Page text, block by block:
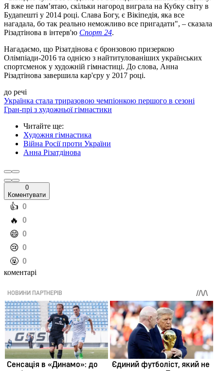
Я вже не пам’ятаю, скільки нагород виграла на Кубку світу в
Будапешті у 2014 році. Слава Богу, є Вікіпедія, яка все
нагадала, бо так реально неможливо все пригадати", – сказала
Різадтінова в інтерв'ю Спорт 24.
Нагадаємо, що Різатдінова є бронзовою призеркою
Олімпіади-2016 та однією з найтитулованіших українських
спортсменок у художній гімнастиці. До слова, Анна
Різадтінова завершила кар'єру у 2017 році.
до речі
Українка стала триразовою чемпіонкою першого в сезоні
Гран-прі з художньої гімнастики
Читайте ще:
Художня гімнастика
Війна Росії проти України
Анна Різатдінова
0
Коментувати
️👍 0
️🔥 0
️😄 0
️😢 0
️🤬 0
коментарі